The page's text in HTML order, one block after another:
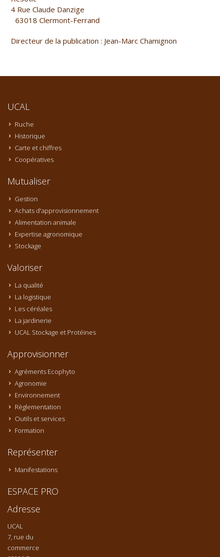
4 Rue Claude Danzige
63018 Clermont-Ferrand
Directeur de la publication : Jean-Marc Chamignon
UCAL
Ruche
Historique
Carte et chiffres
Coopératives
Mutualiser
Gestion
Achats d'approvisionnement
Alimentation animale
Expertise agronomique
Stockage
Valoriser
La qualité
La logistique
Les céréales
La jardinerie
UCAL Stockage et Protéines
Approvisionner
Agréments Ecophyto
Agronomie
Environnement
Règlementation
Outils et services
Formation
Représenter
Manifestations
ESPACE PRO
Adresse
UCAL
7, rue du
commerce